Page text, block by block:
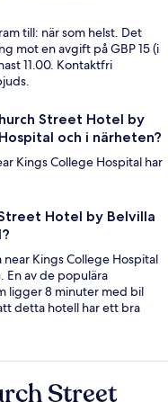
till: när som helst. Det
mot en avgift på GBP 15 (i
11.00. Kontaktfri
Street Hotel by
och i närheten?
Kings College Hospital har
Hotel by Belvilla
Kings College Hospital
En av de populära
ligger 8 minuter med bil
detta hotell har ett bra
Street